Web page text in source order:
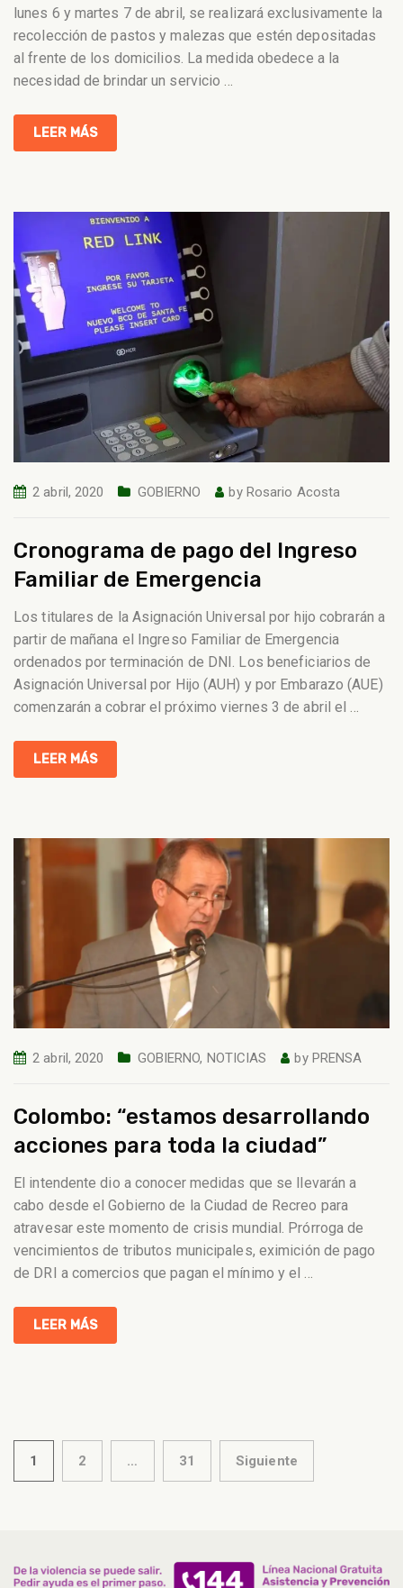
lunes 6 y martes 7 de abril, se realizará exclusivamente la
recolección de pastos y malezas que estén depositadas
al frente de los domicilios. La medida obedece a la
necesidad de brindar un servicio
LEER MÁS
2 abril, 2020 GOBIERNO by Rosario Acosta
Cronograma de pago del Ingreso
Familiar de Emergencia
Los titulares de la Asignación Universal por hijo cobrarán a
partir de mañana el Ingreso Familiar de Emergencia
ordenados por terminación de DNI. Los beneficiarios de
Asignación Universal por Hijo (AUH) y por Embarazo (AUE)
comenzarán a cobrar el próximo viernes 3 de abril el
LEER MÁS
2 abril, 2020 GOBIERNO, NOTICIAS by PRENSA
Colombo: “estamos desarrollando
acciones para toda la ciudad”
El intendente dio a conocer medidas que se llevarán a
cabo desde el Gobierno de la Ciudad de Recreo para
atravesar este momento de crisis mundial. Prórroga de
vencimientos de tributos municipales, eximición de pago
de DRI a comercios que pagan el mínimo y el
LEER MÁS
Paginación
1 2 … 31 Siguiente